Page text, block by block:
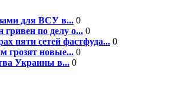
для ВСУ в... 0
по делу о... 0
пяти сетей фастфуда... 0
грозят новые... 0
Украины в... 0